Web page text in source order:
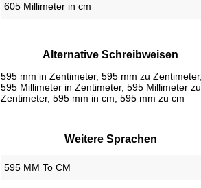
605 Millimeter in cm
Alternative Schreibweisen
595 mm in Zentimeter, 595 mm zu Zentimeter,
595 Millimeter in Zentimeter, 595 Millimeter zu
Zentimeter, 595 mm in cm, 595 mm zu cm
Weitere Sprachen
‎595 MM To CM